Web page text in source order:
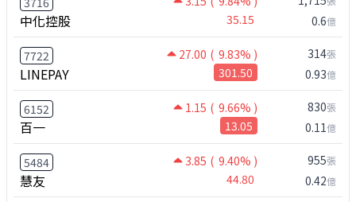
中化控股 35.15 0.6億
7722 27.00 ( 9.83% )
LINEPAY 301.50
314張
0.93億
6152 1.15 ( 9.66% )
百一 13.05
830張
0.11億
5484 3.85 ( 9.40% )
慧友 44.80
955張
0.42億